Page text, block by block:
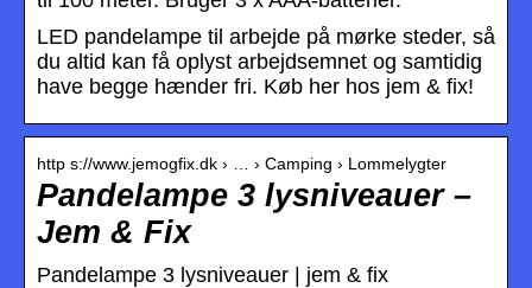
LED pandelampe til arbejde på mørke steder, så
du altid kan få oplyst arbejdsemnet og samtidig
have begge hænder fri. Køb her hos jem & fix!
http s://www.jemogfix.dk › … › Camping › Lommelygter
Pandelampe 3 lysniveauer –
Jem & Fix
Pandelampe 3 lysniveauer | jem & fix